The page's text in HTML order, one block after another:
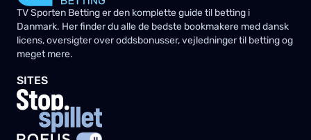
TV Sporten Betting er den komplette guide til betting i
Danmark. Her finder du alle de bedste bookmakere med dansk
licens, oversigter over oddsbonusser, vejledninger til betting og
meget mere.
SITES